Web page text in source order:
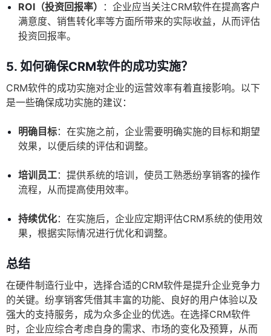
ROI（投资回报率）
：企业应当关注CRM软件在提高客户
满意度、销售转化率等方面所带来的实际收益，从而评估
投资回报率。
5. 如何确保CRM软件的成功实施？
CRM软件的成功实施对企业的运营效率有着直接影响。以下
是一些确保成功实施的建议：
明确目标：在实施之前，企业需要明确实施的目标和期望
效果，以便后续的评估和调整。
培训员工：提供系统的培训，使员工熟悉纷享销客的操作
流程，从而提高使用效率。
持续优化：在实施后，企业应定期评估CRM系统的使用效
果，根据实际情况进行优化和调整。
总结
在硬件制造行业中，选择合适的CRM软件是提升企业竞争力
的关键。纷享销客凭借其丰富的功能、良好的用户体验以及
强大的支持服务，成为众多企业的优选。在选择CRM软件
时，企业应综合考虑自身的需求、市场的变化及预算，从而